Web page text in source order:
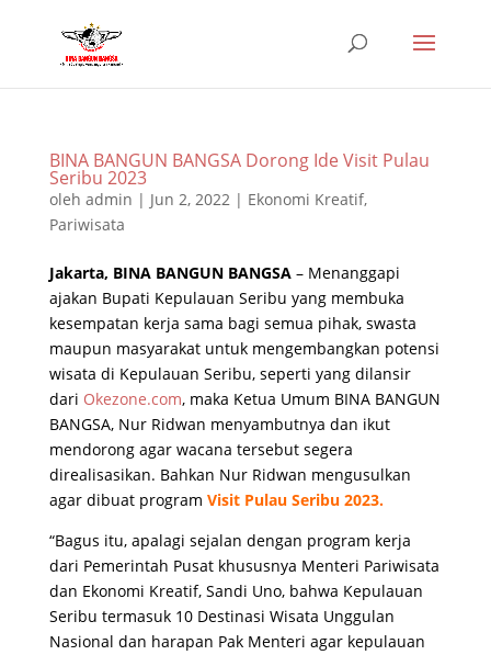
BINA BANGUN BANGSA Dorong Ide Visit Pulau
Seribu 2023
oleh admin | Jun 2, 2022| Ekonomi Kreatif,
Pariwisata
Jakarta, BINA BANGUN BANGSA– Menanggapi
ajakan Bupati Kepulauan Seribu yang membuka
kesempatan kerja sama bagi semua pihak, swasta
maupun masyarakat untuk mengembangkan potensi
wisata di Kepulauan Seribu, seperti yang dilansir
dari Okezone.com, maka Ketua Umum BINA BANGUN
BANGSA, Nur Ridwan menyambutnya dan ikut
mendorong agar wacana tersebut segera
direalisasikan. Bahkan Nur Ridwan mengusulkan
agar dibuat program Visit Pulau Seribu 2023.
“Bagus itu, apalagi sejalan dengan program kerja
dari Pemerintah Pusat khususnya Menteri Pariwisata
dan Ekonomi Kreatif, Sandi Uno, bahwa Kepulauan
Seribu termasuk 10 Destinasi Wisata Unggulan
Nasional dan harapan Pak Menteri agar kepulauan